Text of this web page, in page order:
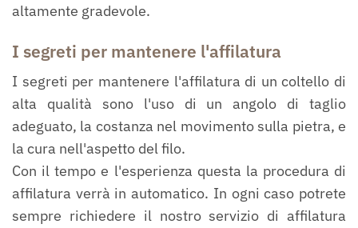
altamente gradevole.
I segreti per mantenere l'affilatura
I segreti per mantenere l'affilatura di un coltello di
alta qualità sono l'uso di un angolo di taglio
adeguato, la costanza nel movimento sulla pietra, e
la cura nell'aspetto del filo.
Con il tempo e l'esperienza questa la procedura di
affilatura verrà in automatico. In ogni caso potrete
sempre richiedere il nostro servizio di affilatura